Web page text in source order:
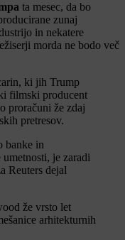
ta mesec, da bo
zunaj
in nekatere
morda ne bodo več
ki jih Trump
filmski producent
proračuni že zdaj
pretresov.
banke in
je zaradi
Reuters dejal
že vrsto let
arhitekturnih